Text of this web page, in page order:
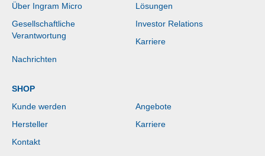
AktualisierungsrateSchnell
- Höhe, Schwenken,
C - HDMI - DisplayPort -
Wandhalterungsnorm -
Über Ingram Micro
Lösungen
Gesellschaftliche
Verantwortung
Investor Relations
Karriere
Nachrichten
SHOP
Kunde werden
Angebote
Hersteller
Karriere
Kontakt